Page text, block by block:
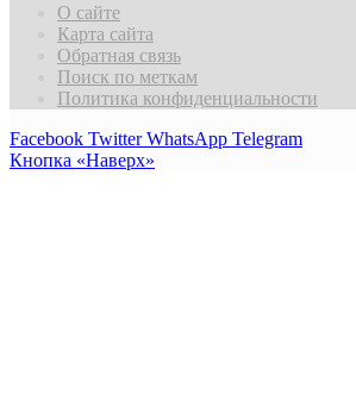
О сайте
Карта сайта
Обратная связь
Поиск по меткам
Политика конфиденциальности
Facebook Twitter WhatsApp Telegram
Кнопка «Наверх»